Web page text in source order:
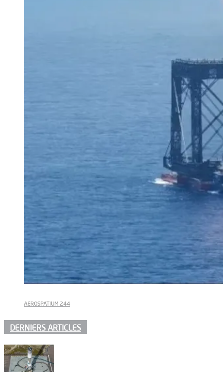
AEROSPATIUM 244
DERNIERS ARTICLES